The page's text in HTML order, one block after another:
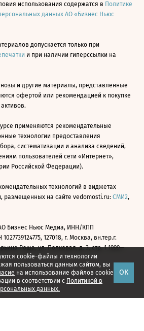
cookie-файлы и технологии
пользоваться данным сайтом, вы
на использование файлов cookie
в соответствии с Политикой в
данных.
ОК
использования содержатся в Политике
данных АО «Бизнес Ньюс
допускается только при
и при наличии гиперссылки на
и другие материалы, представленные
офертой или рекомендацией к покупке
применяются рекомендательные
технологии предоставления
систематизации и анализа сведений,
пользователей сети «Интернет»,
Российской Федерации).
технологий в виджетах
размещенных на сайте vedomosti.ru: СМИ2,
Бизнес Ньюс Медиа, ИНН/КПП
1027739124775, 127018, г. Москва, вн.тер.г.
Роща, ул. Полковая, д. 3, стр. 1 1999—